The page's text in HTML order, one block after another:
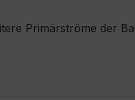
Primärströme der